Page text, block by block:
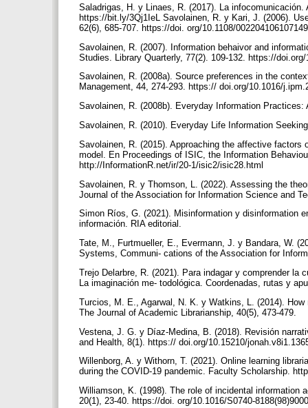
Saladrigas, H. y Linaes, R. (2017). La
https://bit.ly/3Qj1IeL Savolainen, R. y Kari, J. (2006).
62(6), 685-707. https://doi. org/10.1108/
Savolainen, R. (2007). Information behaivor and
Studies. Library Quarterly, 77(2). 109-132. https://
Savolainen, R. (2008a). Source preferences in the
Management, 44, 274-293. https:// doi.org/10.1016/
Savolainen, R. (2008b). Everyday Information
Savolainen, R. (2010). Everyday Life Information
Savolainen, R. (2015). Approaching the affective
model. En Proceedings of ISIC, the Information
http://InformationR.net/ir/20-1/isic2/isic28.html
Savolainen, R. y Thomson, L. (2022). Assessing the
Journal of the Association for Information Science and
Simon Ríos, G. (2021). Misinformation y disinformation
información. RIA editorial.
Tate, M., Furtmueller, E., Evermann, J. y Bandara, W.
Systems, Communi- cations of the Association for
Trejo Delarbre, R. (2021). Para indagar y comprender la
La imaginación me- todológica. Coordenadas, rutas y
Turcios, M. E., Agarwal, N. K. y Watkins, L. (2014).
The Journal of Academic Librarianship, 40(5), 473-479.
Vestena, J. G. y Díaz-Medina, B. (2018). Revisión
and Health, 8(1). https:// doi.org/10.15210/
Willenborg, A. y Withorn, T. (2021). Online learning
during the COVID-19 pandemic. Faculty Scholarship.
Williamson, K. (1998). The role of incidental information
20(1), 23-40. https://doi. org/10.1016/S0740-